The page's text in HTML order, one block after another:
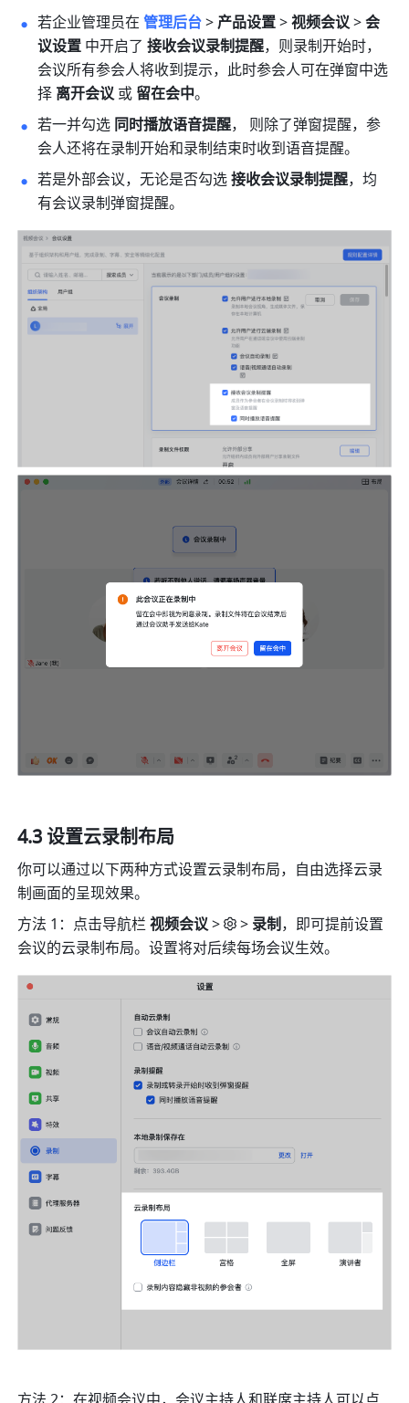
若企业管理员在 管理后台 > 产品设置 > 视频会议 > 会
议设置 中开启了 接收会议录制提醒，则录制开始时，
会议所有参会人将收到提示，此时参会人可在弹窗中选
择 离开会议 或 留在会中。
若一并勾选 同时播放语音提醒，
则除了弹窗提醒，参
会人还将在录制开始和录制结束时收到语音提醒。
若是外部会议，无论是否勾选 接收会议录制提醒，均
有会议录制弹窗提醒。
4.3 设置云录制布局
你可以通过以下两种方式设置云录制布局，自由选择云录
制画面的呈现效果。
方法 1：点击导航栏 视频会议 > > 录制，即可提前设置
会议的云录制布局。设置将对后续每场会议生效。